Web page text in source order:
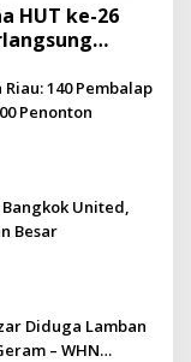
HUT ke-26
140 Pembalap
Penonton
United,
Besar
Diduga Lamban
– WHN